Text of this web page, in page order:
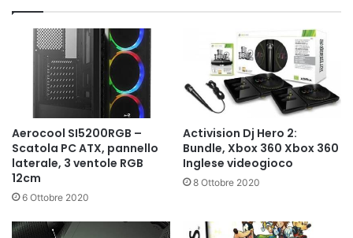
Aerocool SI5200RGB –
Scatola PC ATX, pannello
laterale, 3 ventole RGB
12cm
6 Ottobre 2020
Activision Dj Hero 2:
Bundle, Xbox 360 Xbox 360
Inglese videogioco
8 Ottobre 2020